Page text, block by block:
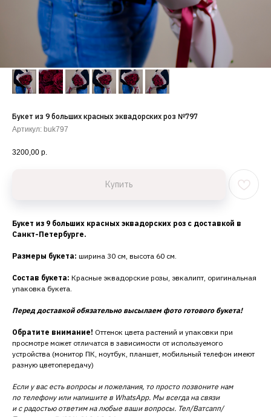
Букет из 9 больших красных эквадорских роз №797
Артикул: buk797
3200,00 р.
Купить
Букет из 9 больших красных эквадорских роз с доставкой в
Санкт-Петербурге.
Размеры букета: ширина 30 см, высота 60 см.
Состав букета: Красные эквадорские розы, эвкалипт, оригинальная
упаковка букета.
Перед доставкой обязательно высылаем фото готового букета!
Обратите внимание! Оттенок цвета растений и упаковки при
просмотре может отличатся в зависимости от используемого
устройства (монитор ПК, ноутбук, планшет, мобильный телефон имеют
разную цветопередачу)
Если у вас есть вопросы и пожелания, то просто позвоните нам
по телефону или напишите в WhatsApp. Мы всегда на связи
и с радостью ответим на любые ваши вопросы. Тел/Ватсапп/